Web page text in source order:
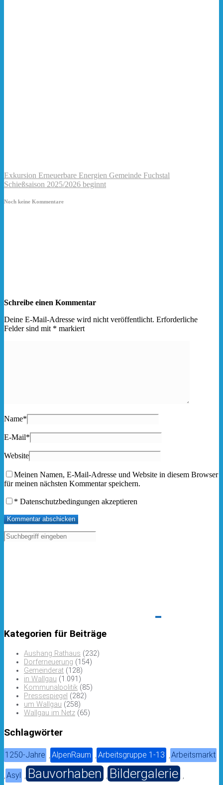
Exkursion Erneuerbare Energien Gemeinde Fuchstal
Schießsaison 2025/2026 beginnt
Noch keine Kommentare
Schreibe einen Kommentar
Deine E-Mail-Adresse wird nicht veröffentlicht. Erforderliche
Felder sind mit * markiert
Name*
E-Mail*
Website
Meinen Namen, E-Mail-Adresse und Website in diesem Browser
für meinen nächsten Kommentar speichern.
* Datenschutzbedingungen akzeptieren
Kategorien für Beiträge
Aushang Rathaus (232)
Dorferneuerung (154)
Gemeinderat (128)
in Wallgau (1.091)
Kommunalpolitik (85)
Pressespiegel (282)
um Wallgau (258)
Wallgau im Netz (65)
Schlagwörter
1250-Jahre , AlpenRaum , Arbeitsgruppe 1-13 ,Arbeitsmarkt
,Asyl , Bauvorhaben , Bildergalerie ,